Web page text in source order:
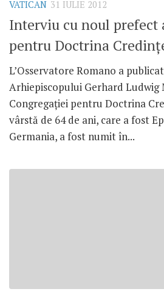
VATICAN 31 IULIE 2012
Interviu cu noul prefect
pentru Doctrina
L’Osservatore Romano a
Arhiepiscopului Gerhard
Congregaţiei pentru Doctrina
vârstă de 64 de ani, care a fost
Germania, a fost numit în...